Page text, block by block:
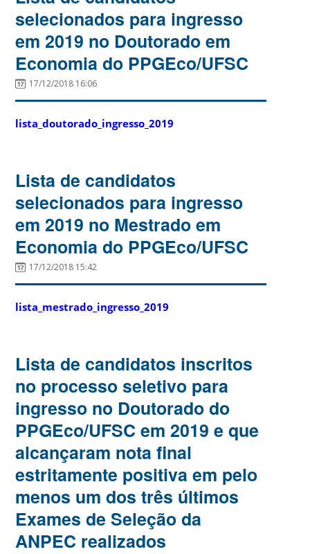
selecionados para ingresso
em 2019 no Doutorado em
Economia do PPGEco/UFSC
17/12/2018 16:06
lista_doutorado_ingresso_2019
Lista de candidatos
selecionados para ingresso
em 2019 no Mestrado em
Economia do PPGEco/UFSC
17/12/2018 15:42
lista_mestrado_ingresso_2019
Lista de candidatos inscritos
no processo seletivo para
ingresso no Doutorado do
PPGEco/UFSC em 2019 e que
alcançaram nota final
estritamente positiva em pelo
menos um dos três últimos
Exames de Seleção da
ANPEC realizados